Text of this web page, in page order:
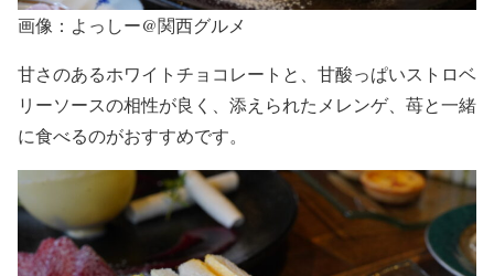
画像：よっしー@関西グルメ
甘さのあるホワイトチョコレートと、甘酸っぱいストロベ
リーソースの相性が良く、添えられたメレンゲ、苺と一緒
に食べるのがおすすめです。